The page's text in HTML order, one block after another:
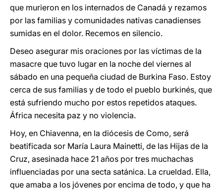
que murieron en los internados de Canadá y rezamos
por las familias y comunidades nativas canadienses
sumidas en el dolor. Recemos en silencio.
Deseo asegurar mis oraciones por las víctimas de la
masacre que tuvo lugar en la noche del viernes al
sábado en una pequeña ciudad de Burkina Faso. Estoy
cerca de sus familias y de todo el pueblo burkinés, que
está sufriendo mucho por estos repetidos ataques.
África necesita paz y no violencia.
Hoy, en Chiavenna, en la diócesis de Como, será
beatificada sor María Laura Mainetti, de las Hijas de la
Cruz, asesinada hace 21 años por tres muchachas
influenciadas por una secta satánica. La crueldad. Ella,
que amaba a los jóvenes por encima de todo, y que ha